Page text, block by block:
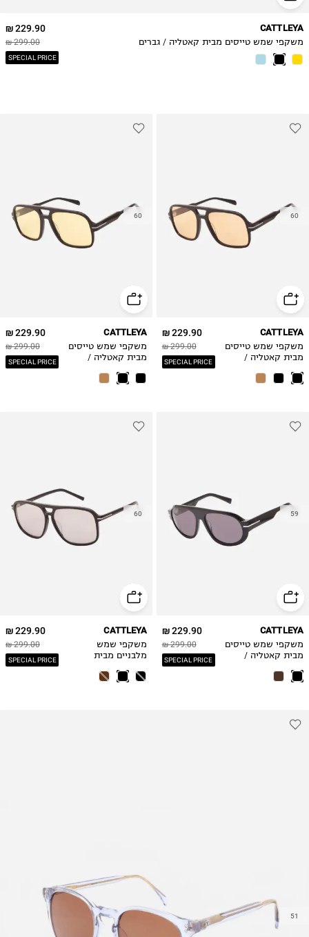
229.90 ₪
299.00 ₪
SPECIAL PRICE
CATTLEYA
משקפי שמש טייסים מבית קאטליה / גברים
60
229.90 ₪
299.00 ₪
SPECIAL PRICE
CATTLEYA
משקפי שמש טייסים
מבית קאטליה /
60
229.90 ₪
299.00 ₪
SPECIAL PRICE
CATTLEYA
משקפי שמש טייסים
מבית קאטליה /
59
229.90 ₪
299.00 ₪
SPECIAL PRICE
CATTLEYA
משקפי שמש טייסים
מבית קאטליה /
60
229.90 ₪
299.00 ₪
SPECIAL PRICE
CATTLEYA
משקפי שמש
מלבניים מבית
51